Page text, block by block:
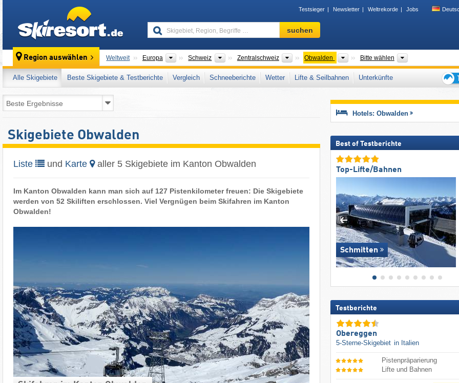
Testsieger Newsletter Weltrekorde Jobs
Skigebiet,
Region,
…
suchen
Region auswählen Weltweit Europa Kontinente
Schweiz LänderZentralschweiz Großregionen
Obwalden KantoneBitte wählen
Alle Skigebiete Beste Skigebiete & Testberichte Vergleich Schneeberichte Wetter Lifte & Seilbahnen
Unterkünfte
für
Skigebiete Obwalden
Liste und Karte aller 5 Skigebiete im Kanton Obwalden
Im Kanton Obwalden kann man sich auf 127 Pistenkilometer freuen: Die Skigebiete
werden von 52 Skiliften erschlossen. Viel Vergnügen beim Skifahren im Kanton
Obwalden!
Hotels: Obwalden
Best of Testberichte
Top-Lifte/Bahnen
Schmitten
Testberichte
Obereggen
5-Sterne-Skigebiet in Italien
Pistenpräparierung
Lifte und Bahnen